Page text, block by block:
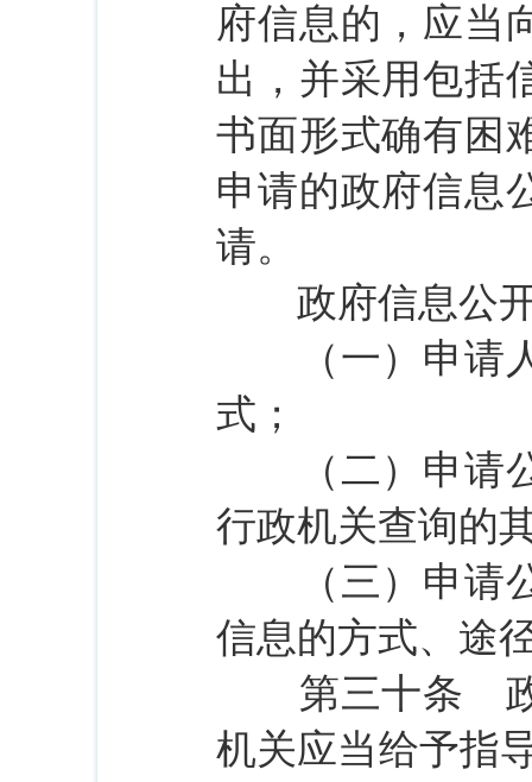
府信息的，应当
出，并采用包括
书面形式确有困
申请的政府信息
请。
政府信息公开
（一）申请人
式；
（二）申请公
行政机关查询的
（三）申请公
信息的方式、途
第三十条 政
机关应当给予指